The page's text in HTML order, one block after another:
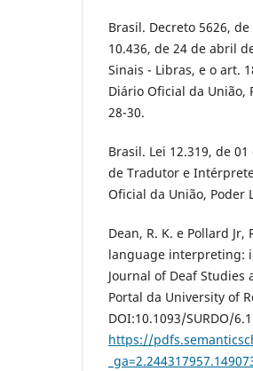
Brasil. Decreto 5626,
10.436, de 24 de abril
Sinais - Libras, e o art.
Diário Oficial da União,
28-30.
Brasil. Lei 12.319, de
de Tradutor e
Oficial da União, Poder
Dean, R. K. e Pollard
language interpreting:
Journal of Deaf Studies
Portal da University of
DOI:10.1093/SURDO/
https://